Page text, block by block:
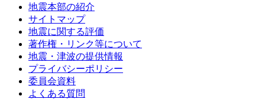
地震本部の紹介
サイトマップ
地震に関する評価
著作権・リンク等について
地震・津波の提供情報
プライバシーポリシー
委員会資料
よくある質問